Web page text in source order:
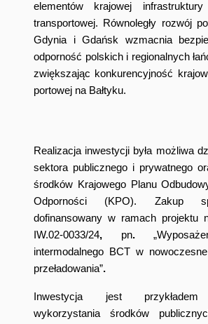
elementów krajowej
transportowej. Równoległy rozwój
Gdynia i Gdańsk wzmacnia
odporność polskich i regionalnych
zwiększając konkurencyjność
portowej na Bałtyku.
Realizacja inwestycji była możliwa
sektora publicznego i prywatnego
środków Krajowego Planu
Odporności (KPO). Zakup
dofinansowany w ramach projektu
IW.02-0033/24, pn.
intermodalnego BCT w
przeładowania”.
Inwestycja jest przykładem
wykorzystania środków